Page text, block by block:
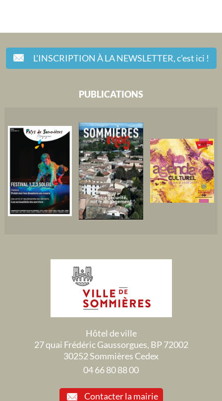
L'INSCRIPTION À LA NEWSLETTER,c'est ici !
PUBLICATIONS
Hôtel de ville
27 quai Frédéric Gaussorgues, BP 72002
30252 Sommières Cedex
04 66 80 88 00
Contacter la mairie